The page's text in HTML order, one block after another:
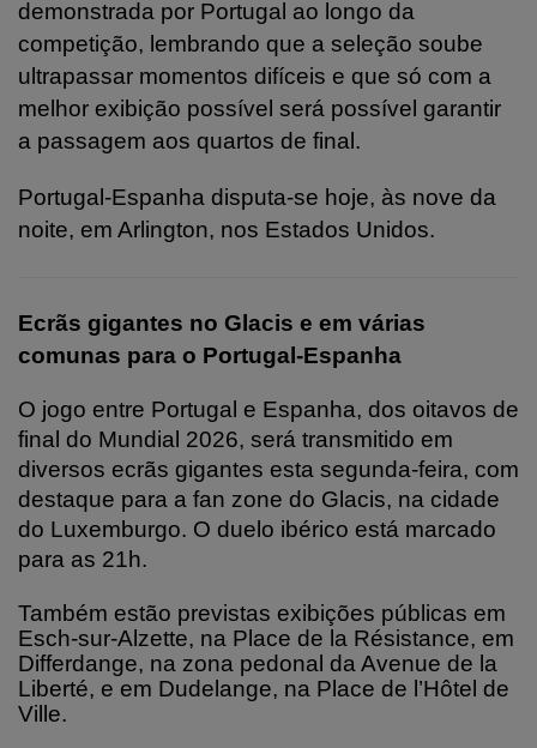
demonstrada por Portugal ao longo da
competição, lembrando que a seleção soube
ultrapassar momentos difíceis e que só com a
melhor exibição possível será possível garantir
a passagem aos quartos de final.
Portugal-Espanha disputa-se hoje, às nove da
noite, em Arlington, nos Estados Unidos.
Ecrãs gigantes no Glacis e em várias
comunas para o Portugal-Espanha
O jogo entre Portugal e Espanha, dos oitavos de
final do Mundial 2026, será transmitido em
diversos ecrãs gigantes esta segunda-feira, com
destaque para a fan zone do Glacis, na cidade
do Luxemburgo. O duelo ibérico está marcado
para as 21h.
Também estão previstas exibições públicas em
Esch-sur-Alzette, na Place de la Résistance, em
Differdange, na zona pedonal da Avenue de la
Liberté, e em Dudelange, na Place de l’Hôtel de
Ville.